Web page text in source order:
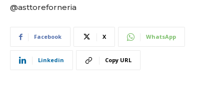
@asttoreforneria
Facebook X WhatsApp
Linkedin Copy URL